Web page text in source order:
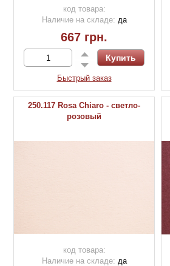
код товара:
Наличие на складе: да
667 грн.
Быстрый заказ
250.117 Rosa Chiaro - светло-
розовый
код товара:
Наличие на складе: да